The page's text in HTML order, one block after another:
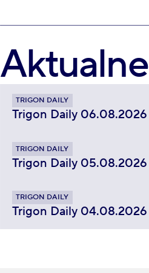
Aktualne
TRIGON DAILY
Trigon Daily 06.08.2026
TRIGON DAILY
Trigon Daily 05.08.2026
TRIGON DAILY
Trigon Daily 04.08.2026